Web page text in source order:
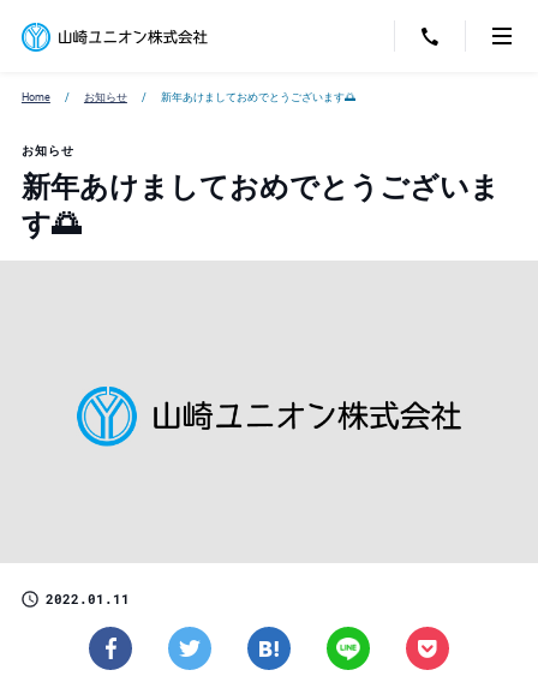
Home お知らせ 新年あけましておめでとうございます🌅
お知らせ
新年あけましておめでとうございま
す🌅
2022.01.11